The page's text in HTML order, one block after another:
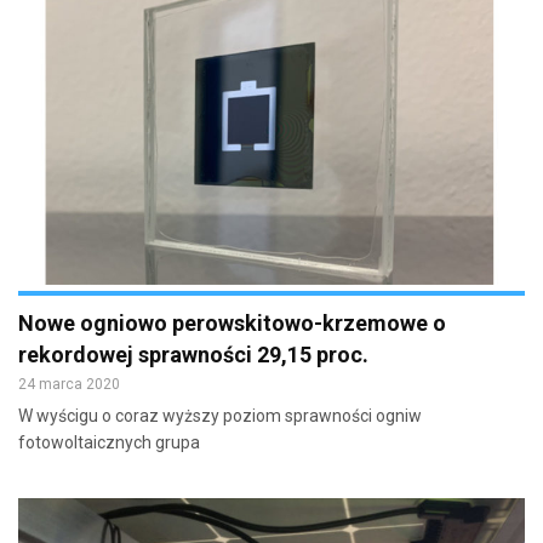
Nowe ogniowo perowskitowo-krzemowe o
rekordowej sprawności 29,15 proc.
24 marca 2020
W wyścigu o coraz wyższy poziom sprawności ogniw
fotowoltaicznych grupa